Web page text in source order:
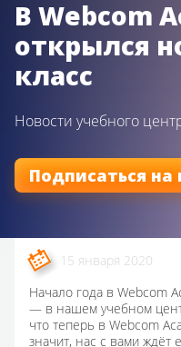
В Webcom
открылся
класс
Новости учебного
Подписаться на
15 января 2020
Начало года в Webcom
— в нашем учебном
что теперь в Webcom
значит, нас с вами ждёт